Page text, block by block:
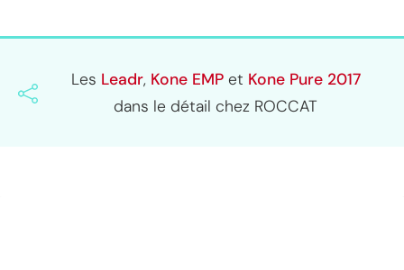
Les Leadr, Kone EMPet Kone Pure 2017
dans le détail chez ROCCAT